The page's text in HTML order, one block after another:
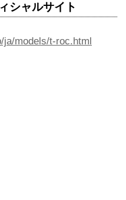
シャルサイト
ja/models/t-roc.html